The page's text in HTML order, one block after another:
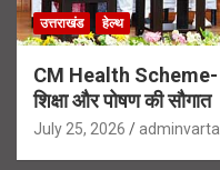
उत्तराखंड हेल्थ
CM Health Scheme-
शिक्षा और पोषण की सौगात
July 25, 2026 adminvarta